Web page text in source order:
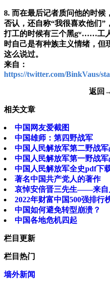
8. 而在最后记者质问他的时候
否认，还自称“我很喜欢他们”
打工的时候有三个黑gʷ……工
时自己是有种族主义情绪，
这么说过。
来自：
https://twitter.com/BinkVaus/
返回
相关文章
中国网友爱截图
中国雄师：第四野战军
中国人民解放军第二野战军
中国人民解放军第一野战军
中国人民解放军全史pdf下
著名中国共产党人的著作
哀悼安倍晋三先生——来自
2022年财富中国500强排行
中国如何避免转型崩溃？
中国各地危机四起
栏目更新
栏目热门
墙外新闻